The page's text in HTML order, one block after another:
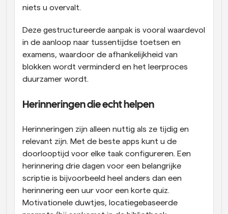
niets u overvalt.
Deze gestructureerde aanpak is vooral waardevol
in de aanloop naar tussentijdse toetsen en
examens, waardoor de afhankelijkheid van
blokken wordt verminderd en het leerproces
duurzamer wordt.
Herinneringen die echt helpen
Herinneringen zijn alleen nuttig als ze tijdig en
relevant zijn. Met de beste apps kunt u de
doorlooptijd voor elke taak configureren. Een
herinnering drie dagen voor een belangrijke
scriptie is bijvoorbeeld heel anders dan een
herinnering een uur voor een korte quiz.
Motivationele duwtjes, locatiegebaseerde